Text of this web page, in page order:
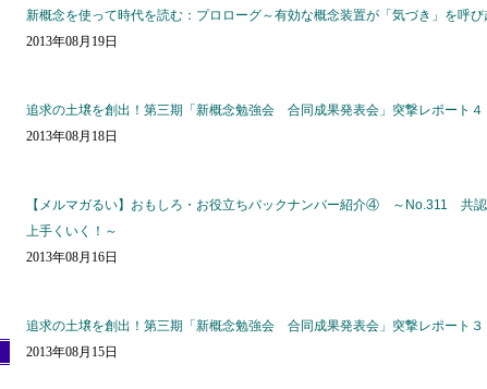
新概念を使って時代を読む：プロローグ～有効な概念装置が「気づき」を呼び
2013年08月19日
追求の土壌を創出！第三期「新概念勉強会 合同成果発表会」突撃レポート４
2013年08月18日
【メルマガるい】おもしろ・お役立ちバックナンバー紹介④ ～No.311 共認
上手くいく！～
2013年08月16日
追求の土壌を創出！第三期「新概念勉強会 合同成果発表会」突撃レポート３
2013年08月15日